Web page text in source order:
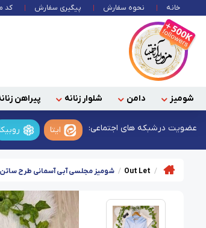
خانه نحوه سفارش پیگیری سفارش کد
شومیز دامن شلوار زنانه پیراهن
عضویت درشبکه های اجتماعی: ایتا
Out Let شومیز مجلسی آبی آسمانی طرح ساتن